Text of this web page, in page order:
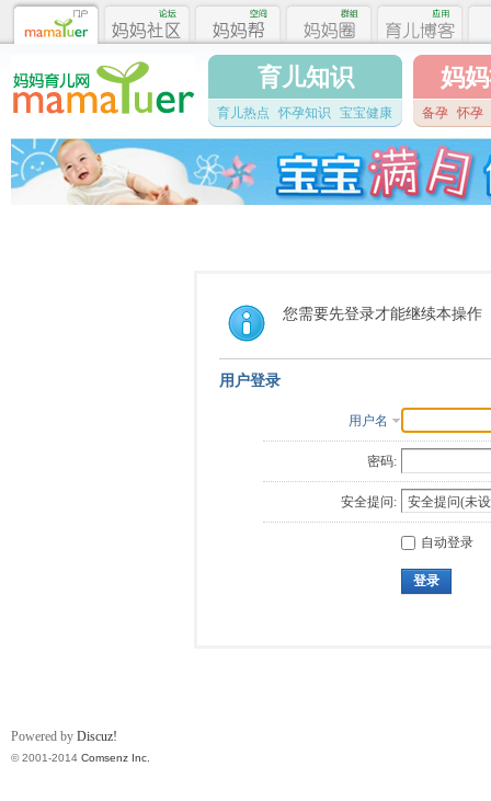
育儿知识
育儿热点 怀孕知识 宝宝健康
妈
备孕 怀孕
您需要先登录才能继续本操作
用户登录
用户名
密码:
安全提问:
自动登录
登录
Powered by Discuz!
© 2001-2014 Comsenz Inc.